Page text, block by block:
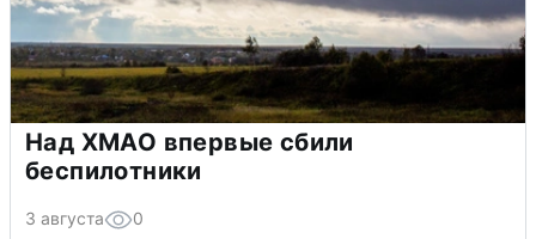
Над ХМАО впервые сбили
беспилотники
3 августа 0